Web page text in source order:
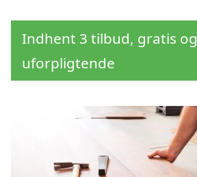
Indhent 3 tilbud, gratis og
uforpligtende